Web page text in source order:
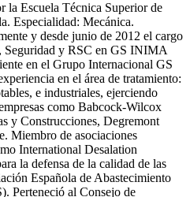
la Escuela Técnica Superior de
Especialidad: Mecánica.
y desde junio de 2012 el cargo
Seguridad y RSC en GS INIMA
en el Grupo Internacional GS
en el área de tratamiento:
e industriales, ejerciendo
como Babcock-Wilcox
y Construcciones, Degremont
Miembro de asociaciones
International Desalation
la defensa de la calidad de las
Española de Abastecimiento
Perteneció al Consejo de